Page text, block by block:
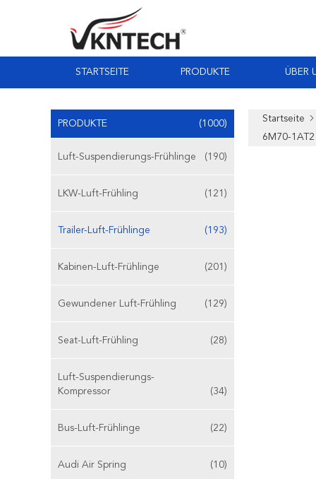
STARTSEITE PRODUKTE ÜBER
PRODUKTE (1000)
Luft-Suspendierungs-Frühlinge (190)
LKW-Luft-Frühling (121)
Trailer-Luft-Frühlinge (193)
Kabinen-Luft-Frühlinge (201)
Gewundener Luft-Frühling (129)
Seat-Luft-Frühling (28)
Luft-Suspendierungs-
Kompressor
(34)
Bus-Luft-Frühlinge (22)
Audi Air Spring (10)
Startseite
6M70-